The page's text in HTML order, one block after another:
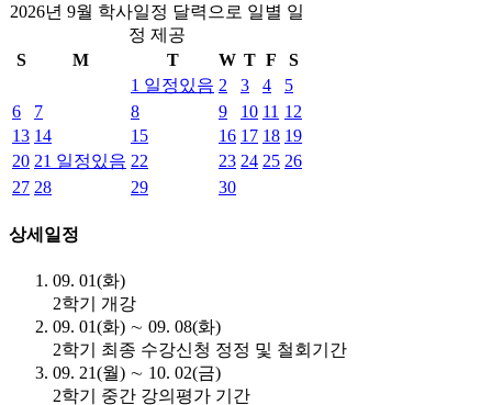
2026년 9월 학사일정 달력으로 일별 일
정 제공
S
M T W T F
S
1 일정있음 2 3 4
5
6
7 8 9 10 11 12
13 14 15 16 17 18 19
20 21 일정있음 22 23 24 25 26
27 28 29 30
상세일정
09. 01(화)
2학기 개강
09. 01(화) ∼ 09. 08(화)
2학기 최종 수강신청 정정 및 철회기간
09. 21(월) ∼ 10. 02(금)
2학기 중간 강의평가 기간